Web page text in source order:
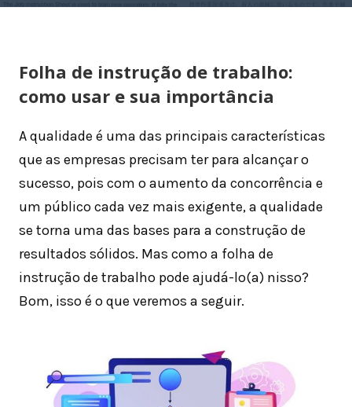
Folha de instrução de trabalho:
como usar e sua importância
A qualidade é uma das principais características
que as empresas precisam ter para alcançar o
sucesso, pois com o aumento da concorrência e
um público cada vez mais exigente, a qualidade
se torna uma das bases para a construção de
resultados sólidos. Mas como a folha de
instrução de trabalho pode ajudá-lo(a) nisso?
Bom, isso é o que veremos a seguir.